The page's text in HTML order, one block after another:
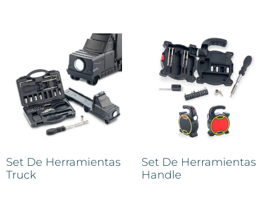
Set De Herramientas
Truck
Set De Herramientas
Handle